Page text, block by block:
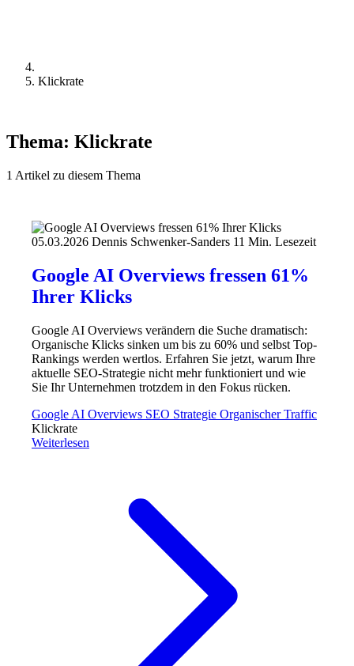
Klickrate
Thema: Klickrate
1 Artikel zu diesem Thema
05.03.2026 Dennis Schwenker-Sanders 11 Min. Lesezeit
Google AI Overviews fressen 61%
Ihrer Klicks
Google AI Overviews verändern die Suche dramatisch:
Organische Klicks sinken um bis zu 60% und selbst Top-
Rankings werden wertlos. Erfahren Sie jetzt, warum Ihre
aktuelle SEO-Strategie nicht mehr funktioniert und wie
Sie Ihr Unternehmen trotzdem in den Fokus rücken.
Google AI Overviews SEO Strategie Organischer Traffic
Klickrate
Weiterlesen